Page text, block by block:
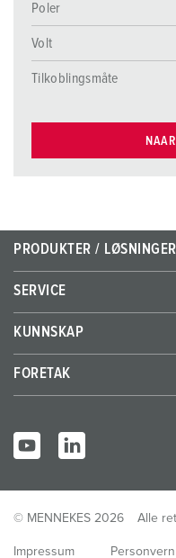
Poler
Volt
Tilkoblingsmåte
PRODUKTER / LØSNINGER
SERVICE
KUNNSKAP
FORETAK
© MENNEKES 2026 Alle
Impressum Personvern